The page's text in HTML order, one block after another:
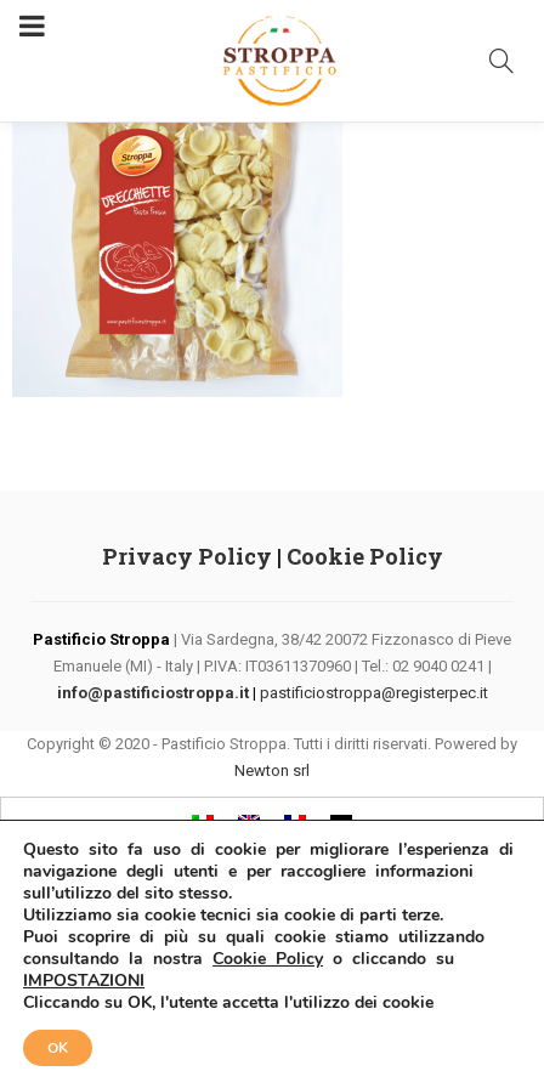
Privacy Policy | Cookie Policy
Pastificio Stroppa | Via Sardegna, 38/42 20072 Fizzonasco di Pieve
Emanuele (MI) - Italy | P.IVA: IT03611370960 | Tel.: 02 9040 0241 |
info@pastificiostroppa.it| pastificiostroppa@registerpec.it
Copyright © 2020 - Pastificio Stroppa. Tutti i diritti riservati. Powered by
Newton srl
Questo sito fa uso di cookie per migliorare l’esperienza di
navigazione degli utenti e per raccogliere informazioni
sull’utilizzo del sito stesso.
Utilizziamo sia cookie tecnici sia cookie di parti terze.
Puoi scoprire di più su quali cookie stiamo utilizzando
consultando la nostra Cookie Policyo cliccando su
IMPOSTAZIONI
Cliccando su OK, l'utente accetta l'utilizzo dei cookie
OK